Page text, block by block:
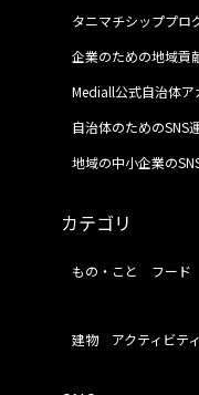
タニマチシッププロ
企業のための地域貢
Mediall公式自治体ア
自治体のためのSNS
地域の中小企業の
カテゴリ
もの・こと フード
建物 アクティビティ